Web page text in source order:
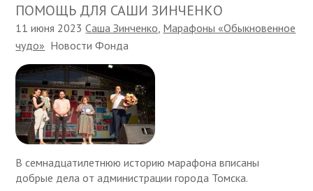
ПОМОЩЬ ДЛЯ САШИ ЗИНЧЕНКО
11 июня 2023Саша Зинченко Марафоны «Обыкновенное
чудо» Новости Фонда
В семнадцатилетнюю историю марафона вписаны
добрые дела от администрации города Томска.